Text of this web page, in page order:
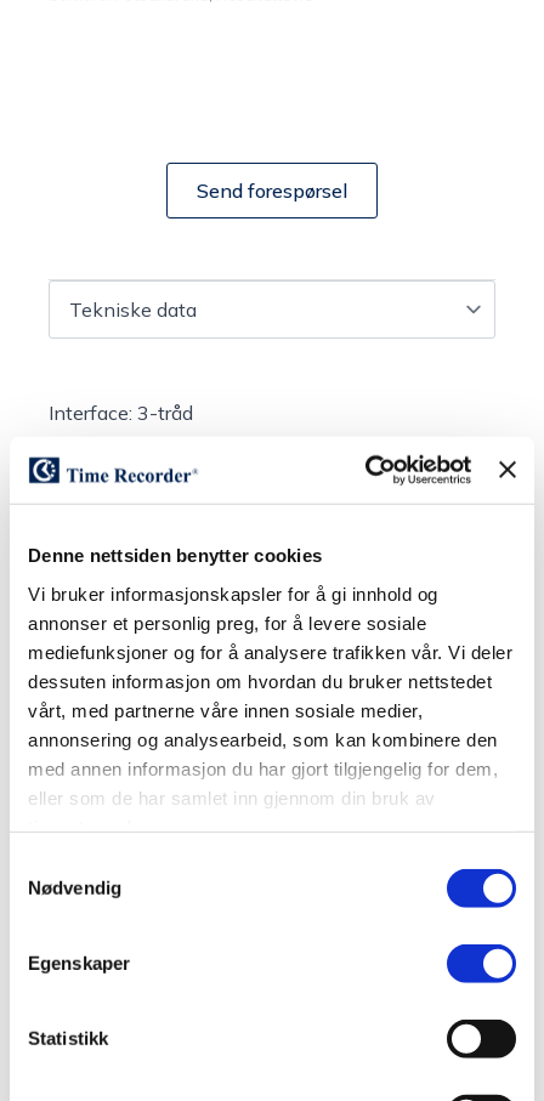
Denne nettsiden benytter cookies
Vi bruker informasjonskapsler for å gi innhold og
annonser et personlig preg, for å levere sosiale
mediefunksjoner og for å analysere trafikken vår. Vi deler
dessuten informasjon om hvordan du bruker nettstedet
vårt, med partnerne våre innen sosiale medier,
annonsering og analysearbeid, som kan kombinere den
med annen informasjon du har gjort tilgjengelig for dem,
eller som de har samlet inn gjennom din bruk av
Nødvendig
Egenskaper
Statistikk
Send forespørsel
Interface: 3-tråd
Temperaturområde: -40
C
Anslutningsspänning: +8V till 35V DC
Hölje : Plastlåda.
Dimensioner: 110 x 110 x 65 mm
Anslutningskabel: 3 x 0,25 mm2skärmad, max.
längd 300m
Exempel på kabel:
ELAKY/ELAQBY 2 x 2 x 0,28 mm2
LIYCY 3 x 0,25 mm